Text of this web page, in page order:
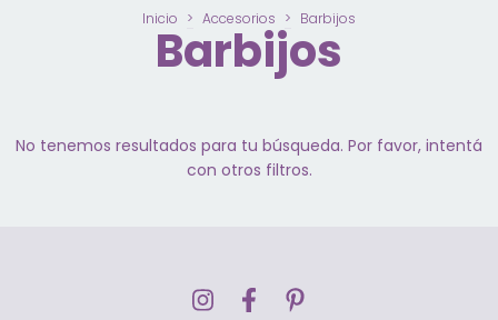
Inicio > Accesorios > Barbijos
Barbijos
No tenemos resultados para tu búsqueda. Por favor, intentá
con otros filtros.